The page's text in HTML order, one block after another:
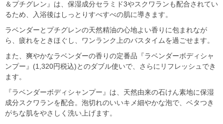
＆プチグレン』は、保湿成分セラミド3やスクワランも配合されてい
るため、入浴後はしっとりすべすべの肌に導きます。
ラベンダーとプチグレンの天然精油の心地よい香りに包まれなが
ら、疲れをときほぐし、ワンランク上のバスタイムを過ごせます。
また、爽やかなラベンダーの香りの定番品『ラベンダーボディシャ
ンプー』(1,320円税込)とのダブル使いで、さらにリフレッシュでき
ます。
『ラベンダーボディシャンプー』は、天然由来の石けん素地に保湿
成分スクワランを配合。泡切れのいいキメ細やかな泡で、ベタつき
がちな肌をやさしく洗い上げます。